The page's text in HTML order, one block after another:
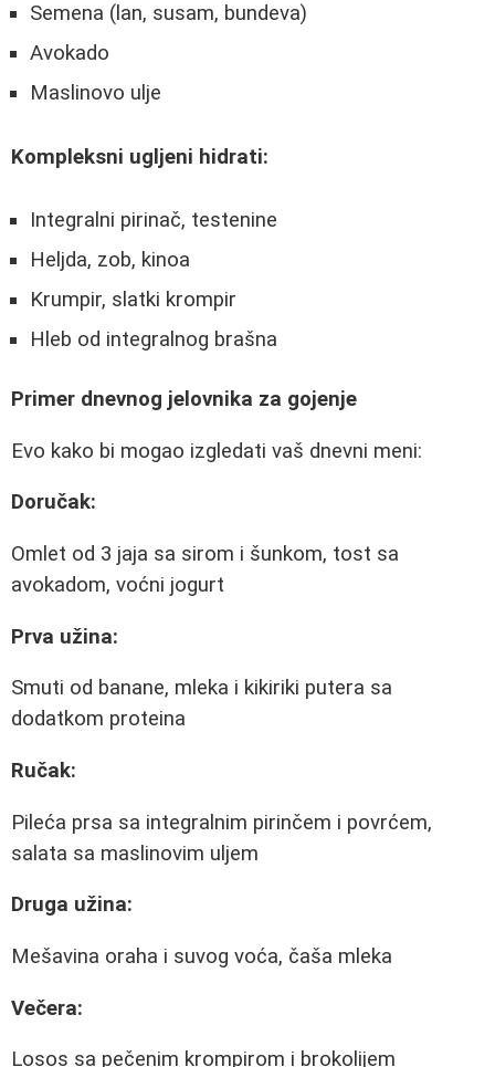
Semena (lan, susam, bundeva)
Avokado
Maslinovo ulje
Kompleksni ugljeni hidrati:
Integralni pirinač, testenine
Heljda, zob, kinoa
Krumpir, slatki krompir
Hleb od integralnog brašna
Primer dnevnog jelovnika za gojenje
Evo kako bi mogao izgledati vaš dnevni meni:
Doručak:
Omlet od 3 jaja sa sirom i šunkom, tost sa
avokadom, voćni jogurt
Prva užina:
Smuti od banane, mleka i kikiriki putera sa
dodatkom proteina
Ručak:
Pileća prsa sa integralnim pirinčem i povrćem,
salata sa maslinovim uljem
Druga užina:
Mešavina oraha i suvog voća, čaša mleka
Večera:
Losos sa pečenim krompirom i brokolijem